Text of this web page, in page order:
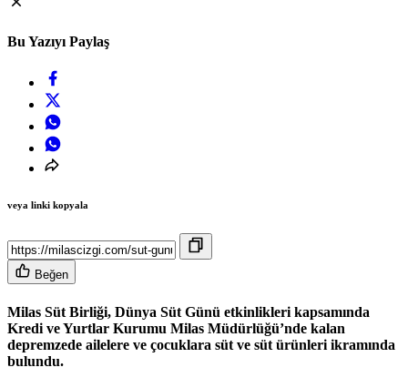
Bu Yazıyı Paylaş
veya linki kopyala
Beğen
Milas Süt Birliği, Dünya Süt Günü etkinlikleri kapsamında
Kredi ve Yurtlar Kurumu Milas Müdürlüğü’nde kalan
depremzede ailelere ve çocuklara süt ve süt ürünleri ikramında
bulundu.